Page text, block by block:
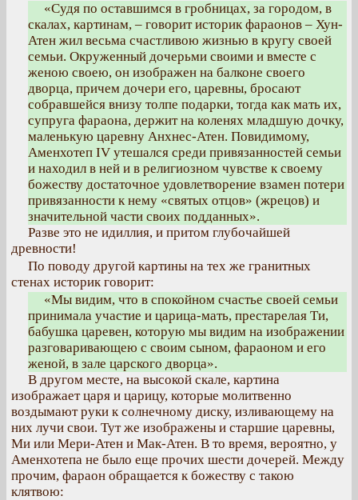
«Судя по оставшимся в гробницах, за городом, в
скалах, картинам, – говорит историк фараонов – Хун-
Атен жил весьма счастливою жизнью в кругу своей
семьи. Окруженный дочерьми своими и вместе с
женою своею, он изображен на балконе своего
дворца, причем дочери его, царевны, бросают
собравшейся внизу толпе подарки, тогда как мать их,
супруга фараона, держит на коленях младшую дочку,
маленькую царевну Анхнес-Атен. Повидимому,
Аменхотеп IV утешался среди привязанностей семьи
и находил в ней и в религиозном чувстве к своему
божеству достаточное удовлетворение взамен потери
привязанности к нему «святых отцов» (жрецов) и
значительной части своих подданных».
Разве это не идиллия, и притом глубочайшей
древности!
По поводу другой картины на тех же гранитных
стенах историк говорит:
«Мы видим, что в спокойном счастье своей семьи
принимала участие и царица-мать, престарелая Ти,
бабушка царевен, которую мы видим на изображении
разговаривающею с своим сыном, фараоном и его
женой, в зале царского дворца».
В другом месте, на высокой скале, картина
изображает царя и царицу, которые молитвенно
воздымают руки к солнечному диску, изливающему на
них лучи свои. Тут же изображены и старшие царевны,
Ми или Мери-Атен и Мак-Атен. В то время, вероятно, у
Аменхотепа не было еще прочих шести дочерей. Между
прочим, фараон обращается к божеству с такою
клятвою: